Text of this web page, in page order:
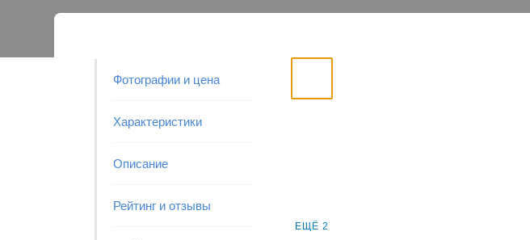
Фотографии и цена
Характеристики
Описание
Рейтинг и отзывы
ЕЩЁ 2